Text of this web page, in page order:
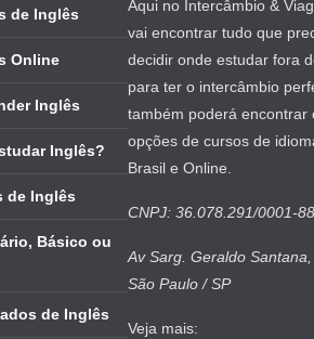
de Inglês
Online
Inglês
Inglês?
de Inglês
Básico ou
de Inglês
Aqui no Intercâmbio &
vai encontrar tudo que
decidir onde estudar fora
para ter o intercâmbio
também poderá encontrar
opções de cursos de
Brasil e Online.
CNPJ: 36.078.291/0001-88
Av Sarg. Geraldo
São Paulo / SP
Veja mais: